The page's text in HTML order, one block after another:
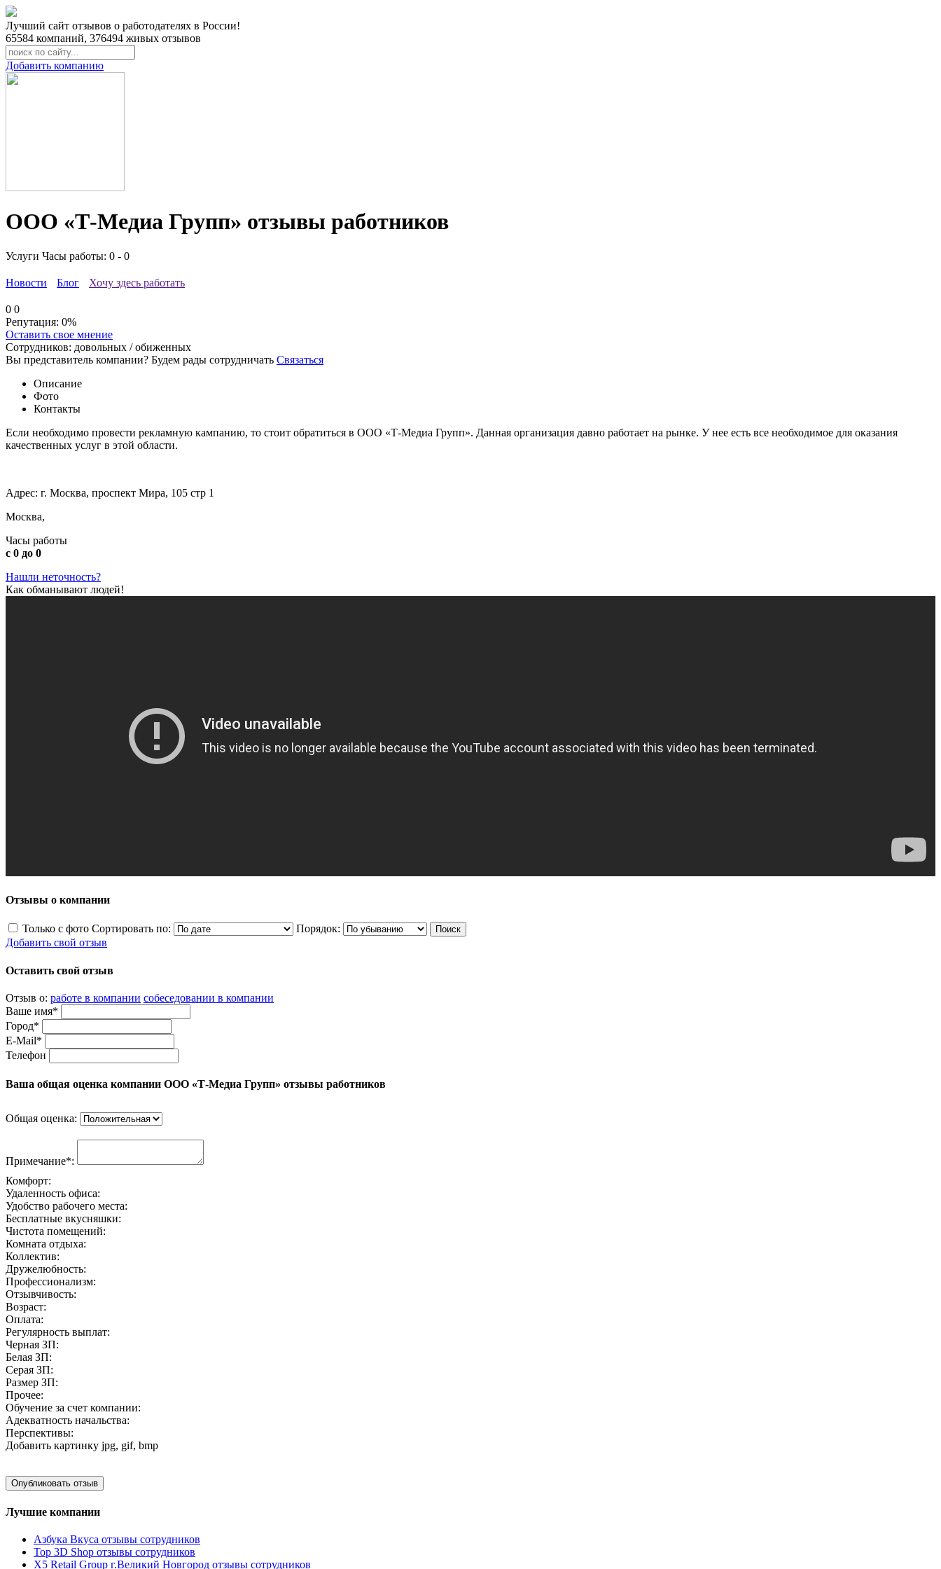
Лучший сайт отзывов о работодателях в России!
65584 компаний, 376494 живых отзывов
Добавить компанию
ООО «Т-Медиа Групп» отзывы работников
Услуги Часы работы: 0 - 0
Новости Блог Хочу здесь работать
0 0
Репутация: 0%
Оставить свое мнение
Сотрудников: довольных /обиженных
Вы представитель компании? Будем рады сотрудничать Связаться
Описание
Фото
Контакты
Если необходимо провести рекламную кампанию, то стоит обратиться в ООО «Т-Медиа Групп». Данная организация давно работает на рынке. У нее есть все необходимое для оказания
качественных услуг в этой области.
Адрес: г. Москва, проспект Мира, 105 стр 1
Москва,
Часы работы
с 0 до 0
Нашли неточность?
Как обманывают людей!
Отзывы о компании
Только с фото Сортировать по:
Порядок:
Добавить свой отзыв
Оставить свой отзыв
Отзыв о: работе в компании собеседовании в компании
Ваше имя*
Город*
E-Mail*
Телефон
Ваша общая оценка компании ООО «Т-Медиа Групп» отзывы работников
Общая оценка:
Примечание*:
Комфорт:
Удаленность офиса:
Удобство рабочего места:
Бесплатные вкусняшки:
Чистота помещений:
Комната отдыха:
Коллектив:
Дружелюбность:
Профессионализм:
Отзывчивость:
Возраст:
Оплата:
Регулярность выплат:
Черная ЗП:
Белая ЗП:
Серая ЗП:
Размер ЗП:
Прочее:
Обучение за счет компании:
Адекватность начальства:
Перспективы:
Добавить картинку jpg, gif, bmp
Лучшие компании
Азбука Вкуса отзывы сотрудников
Top 3D Shop отзывы сотрудников
X5 Retail Group г.Великий Новгород отзывы сотрудников